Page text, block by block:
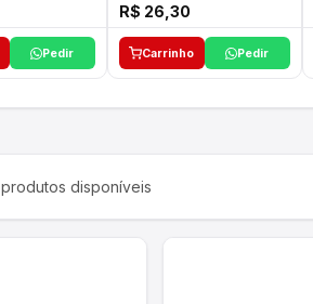
Pedir
R$ 26,30
Carrinho Pedir
produtos disponíveis